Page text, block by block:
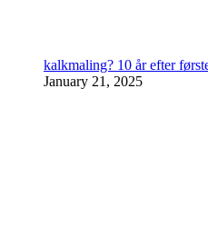
kalkmaling? 10 år efter
January 21, 2025